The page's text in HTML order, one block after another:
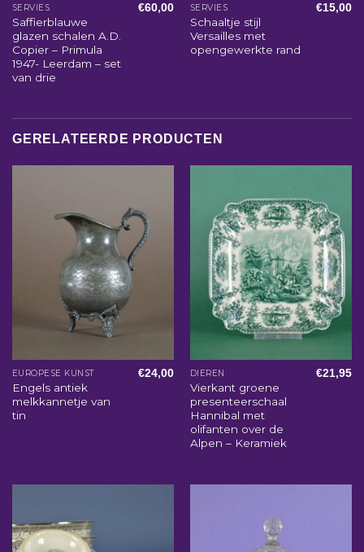
SERVIES
Saffierblauwe
glazen schalen A.D.
Copier – Primula
1947- Leerdam – set
van drie
€60,00 SERVIES
Schaaltje stijl
Versailles met
opengewerkte rand
€15,00
GERELATEERDE PRODUCTEN
EUROPESE KUNST
Engels antiek
melkkannetje van
tin
€24,00 DIEREN
Vierkant groene
presenteerschaal
Hannibal met
olifanten over de
Alpen – Keramiek
€21,95